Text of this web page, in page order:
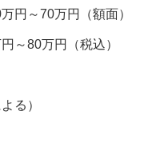
～70万円（額面）
～80万円（税込）
る）